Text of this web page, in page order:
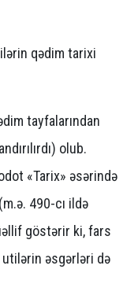
qədim tarixi
tayfalarından
olub.
«Tarix» əsərində
490-cı ildə
göstərir ki, fars
utilərin əsgərləri də